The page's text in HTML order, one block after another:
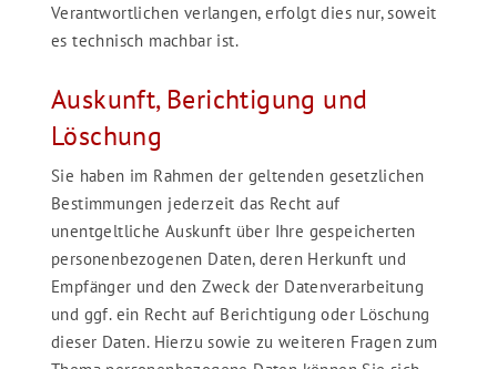
Verantwortlichen verlangen, erfolgt dies nur, soweit
es technisch machbar ist.
Auskunft, Berichtigung und
Löschung
Sie haben im Rahmen der geltenden gesetzlichen
Bestimmungen jederzeit das Recht auf
unentgeltliche Auskunft über Ihre gespeicherten
personenbezogenen Daten, deren Herkunft und
Empfänger und den Zweck der Datenverarbeitung
und ggf. ein Recht auf Berichtigung oder Löschung
dieser Daten. Hierzu sowie zu weiteren Fragen zum